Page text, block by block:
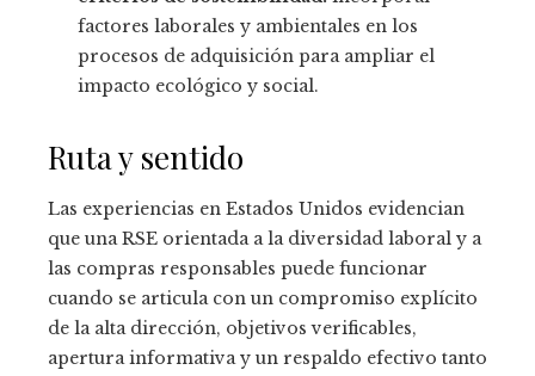
factores laborales y ambientales en los
procesos de adquisición para ampliar el
impacto ecológico y social.
Ruta y sentido
Las experiencias en Estados Unidos evidencian
que una RSE orientada a la diversidad laboral y a
las compras responsables puede funcionar
cuando se articula con un compromiso explícito
de la alta dirección, objetivos verificables,
apertura informativa y un respaldo efectivo tanto